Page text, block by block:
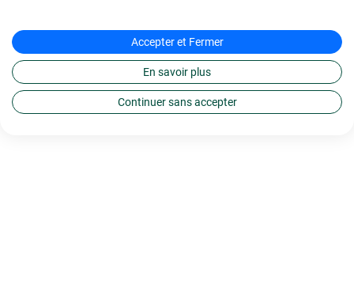
Accepter et Fermer
En savoir plus
Continuer sans accepter